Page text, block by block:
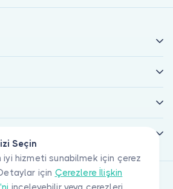
Seçin
hizmeti sunabilmek için çerez
için Çerezlere İlişkin